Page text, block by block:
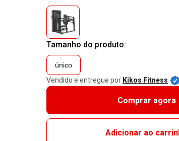
Tamanho do produto:
único
Vendido e entregue por Kikos Fitness
Comprar agora
Adicionar ao